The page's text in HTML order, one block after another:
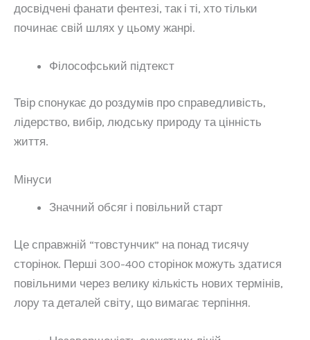
досвідчені фанати фентезі, так і ті, хто тільки
починає свій шлях у цьому жанрі.
Філософський підтекст
Твір спонукає до роздумів про справедливість,
лідерство, вибір, людську природу та цінність
життя.
Мінуси
Значний обсяг і повільний старт
Це справжній “товстунчик” на понад тисячу
сторінок. Перші 300-400 сторінок можуть здатися
повільними через велику кількість нових термінів,
лору та деталей світу, що вимагає терпіння.